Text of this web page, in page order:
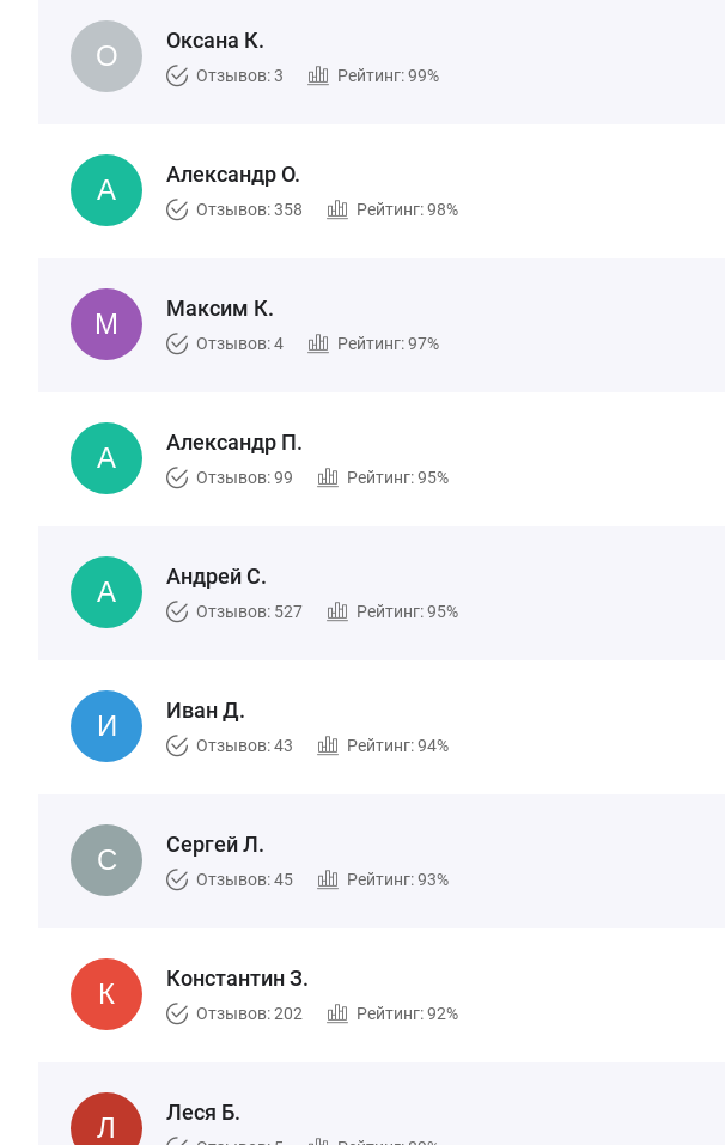
Оксана К.
Отзывов: 3 Рейтинг: 99%
Александр О.
Отзывов: 358 Рейтинг: 98%
Максим К.
Отзывов: 4 Рейтинг: 97%
Александр П.
Отзывов: 99 Рейтинг: 95%
Андрей С.
Отзывов: 527 Рейтинг: 95%
Иван Д.
Отзывов: 43 Рейтинг: 94%
Сергей Л.
Отзывов: 45 Рейтинг: 93%
Константин З.
Отзывов: 202 Рейтинг: 92%
Леся Б.